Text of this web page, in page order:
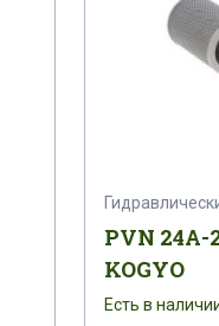
PVN 24A-
KOGYO
Есть в